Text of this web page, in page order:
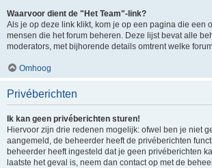
Waarvoor dient de "Het Team"-link?
Als je op deze link klikt, kom je op een pagina die een
mensen die het forum beheren. Deze lijst bevat alle
moderators, met bijhorende details omtrent welke
Omhoog
Privéberichten
Ik kan geen privéberichten sturen!
Hiervoor zijn drie redenen mogelijk: ofwel ben je niet
aangemeld, de beheerder heeft de privéberichten
beheerder heeft ingesteld dat je geen privéberichten
laatste het geval is, neem dan contact op met de